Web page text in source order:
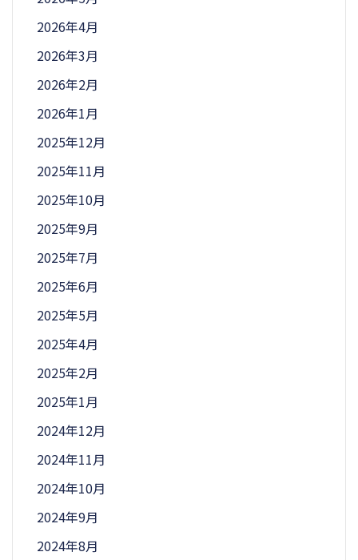
2026年4月
2026年3月
2026年2月
2026年1月
2025年12月
2025年11月
2025年10月
2025年9月
2025年7月
2025年6月
2025年5月
2025年4月
2025年2月
2025年1月
2024年12月
2024年11月
2024年10月
2024年9月
2024年8月